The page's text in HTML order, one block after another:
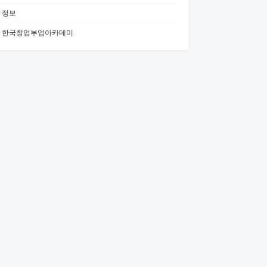
정보
한국창업부업아카데미